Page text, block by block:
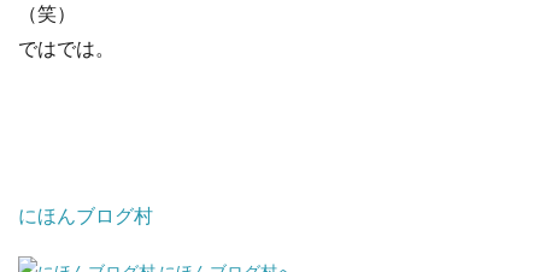
（笑）
ではでは。
にほんブログ村